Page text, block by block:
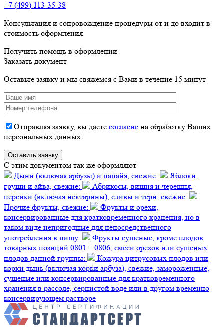
+7 (499) 113-35-38
Консультация и сопровождение процедуры от и до входит в
стоимость оформления
Получить помощь в оформлении
Заказать документ
Оставьте заявку и мы свяжемся с Вами в течение 15 минут
Отправляя заявку, вы даете согласие на обработку Ваших
персональных данных
C этим документом так же оформляют
Дыни (включая арбузы) и папайя, свежие:
Яблоки,
груши и айва, свежие:
Абрикосы, вишня и черешня,
персики (включая нектарины), сливы и терн, свежие:
Прочие фрукты, свежие:
Фрукты и орехи,
консервированные для кратковременного хранения, но в
таком виде непригодные для непосредственного
употребления в пищу:
Фрукты сушеные, кроме плодов
товарных позиций 0801 – 0806; смеси орехов или сушеных
плодов данной группы:
Кожура цитрусовых плодов или
корки дынь (включая корки арбуза), свежие, замороженные,
сушеные или консервированные для кратковременного
хранения в рассоле, сернистой воде или в другом временно
консервирующем растворе